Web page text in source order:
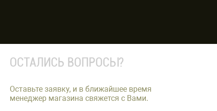
ОСТАЛИСЬ ВОПРОСЫ?
Оставьте заявку, и в ближайшее время
менеджер магазина свяжется с Вами.